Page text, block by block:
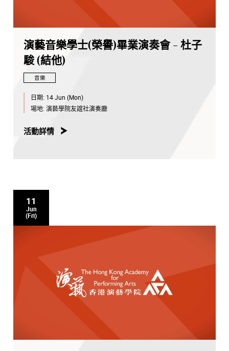
演藝音樂學士(榮譽)畢業演奏會 - 杜子
駿 (結他)
音樂
日期: 14 Jun (Mon)
場地: 演藝學院友誼社演奏廳
活動詳情
11
Jun
(Fri)